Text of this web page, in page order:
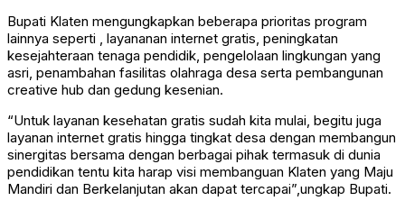
Bupati Klaten mengungkapkan beberapa prioritas program
lainnya seperti , layananan internet gratis, peningkatan
kesejahteraan tenaga pendidik, pengelolaan lingkungan yang
asri, penambahan fasilitas olahraga desa serta pembangunan
creative hub dan gedung kesenian.
“Untuk layanan kesehatan gratis sudah kita mulai, begitu juga
layanan internet gratis hingga tingkat desa dengan membangun
sinergitas bersama dengan berbagai pihak termasuk di dunia
pendidikan tentu kita harap visi membanguan Klaten yang Maju
Mandiri dan Berkelanjutan akan dapat tercapai”,ungkap Bupati.